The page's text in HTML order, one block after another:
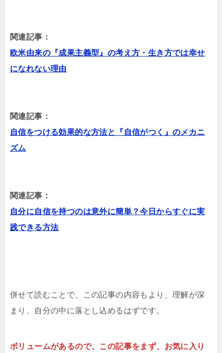
関連記事：
欧米由来の『成果主義型』の考え方・生き方では幸せ
になれない理由
関連記事：
自信をつける効果的な方法と『自信がつく』のメカニ
ズム
関連記事：
自分に自信を持つのは意外に簡単？今日からすぐに実
践できる方法
併せて読むことで、この記事の内容もより、理解が深
まり、自分の中に落とし込めるはずです。
ボリュームがあるので、この記事をまず、お気に入り